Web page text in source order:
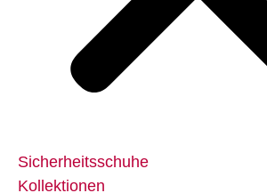
Sicherheitsschuhe
Kollektionen